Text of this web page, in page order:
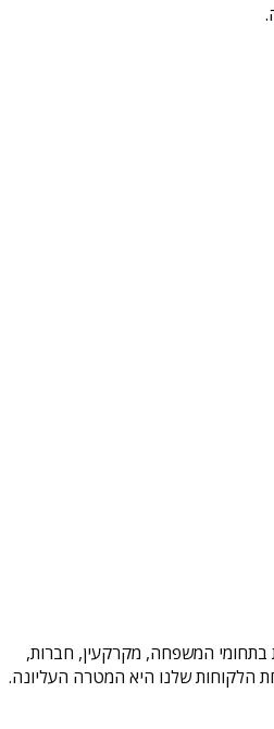
בתחומי המשפחה, מקרקעין, חברות,
הלקוחות שלנו היא המטרה העליונה.